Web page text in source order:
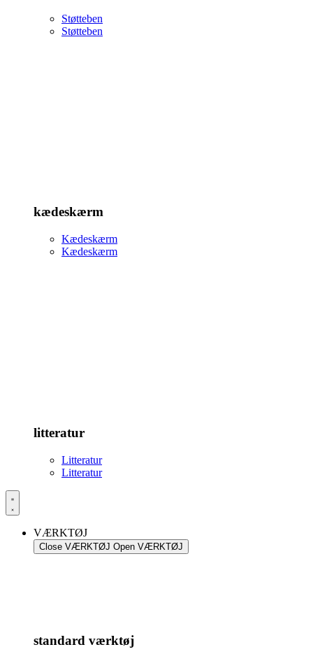
Støtteben
Støtteben
kædeskærm
Kædeskærm
Kædeskærm
litteratur
Litteratur
Litteratur
VÆRKTØJ
Close VÆRKTØJ Open VÆRKTØJ
standard værktøj